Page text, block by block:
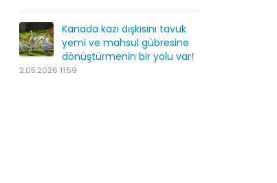
Kanada kazı dışkısını tavuk
yemi ve mahsul gübresine
dönüştürmenin bir yolu var!
2.05.2026 11:59